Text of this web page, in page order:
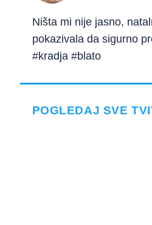
Ništa mi nije jasno,
pokazivala da sigurno
#kradja #blato
POGLEDAJ SVE